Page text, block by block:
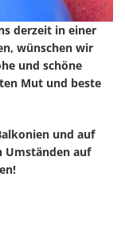
derzeit in einer
wünschen wir
und schöne
Mut und beste
und auf
Umständen auf